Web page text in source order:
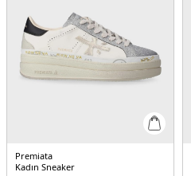
Premiata
Kadın Sneaker